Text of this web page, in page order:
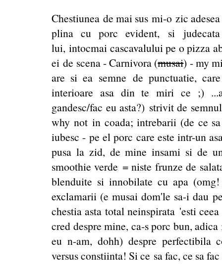
Chestiunea de mai sus mi-o zic
plina cu porc evident, si
lui, intocmai cascavalului pe o pizza
ei de scena - Carnivora (musai) - my
are si ea semne de punctuatie,
interioare asa din te miri ce ;)
gandesc/fac eu asta?) strivit de
why not in coada; intrebarii (de ce
iubesc - pe el porc care este intr-un
pusa la zid, de mine insami si de
smoothie verde = niste frunze de
blenduite si innobilate cu apa
exclamarii (e musai dom'le sa-i dau
chestia asta total neinspirata 'esti
cred despre mine, ca-s porc bun,
eu n-am, dohh) despre perfectibila
versus constiinta! Si ce sa fac, ce sa